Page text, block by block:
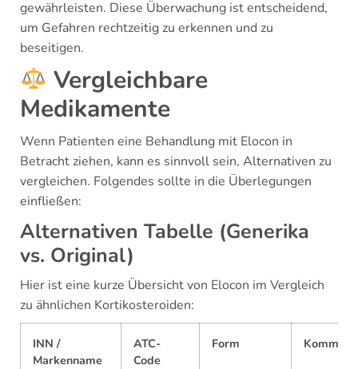
gewährleisten. Diese Überwachung ist entscheidend,
um Gefahren rechtzeitig zu erkennen und zu
beseitigen.
Vergleichbare
Medikamente
Wenn Patienten eine Behandlung mit Elocon in
Betracht ziehen, kann es sinnvoll sein, Alternativen zu
vergleichen. Folgendes sollte in die Überlegungen
einfließen:
Alternativen Tabelle (Generika
vs. Original)
Hier ist eine kurze Übersicht von Elocon im Vergleich
zu ähnlichen Kortikosteroiden:
INN /
Markenname
ATC-
Code
Form